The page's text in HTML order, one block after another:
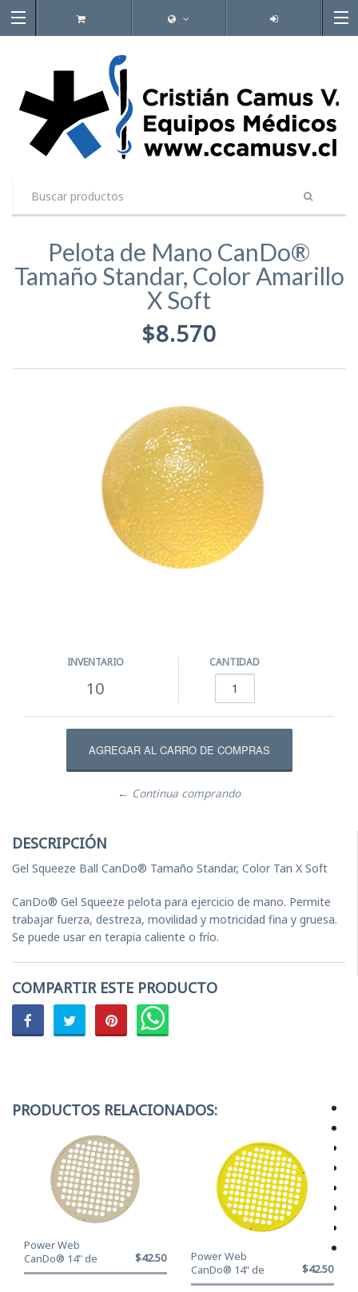
Pelota de Mano CanDo®
Tamaño Standar, Color Amarillo
X Soft
$8.570
INVENTARIO
10
CANTIDAD
← Continua comprando
DESCRIPCIÓN
Gel Squeeze Ball CanDo® Tamaño Standar, Color Tan X Soft
CanDo® Gel Squeeze pelota para ejercicio de mano. Permite
trabajar fuerza, destreza, movilidad y motricidad fina y gruesa.
Se puede usar en terapia caliente o frío.
COMPARTIR ESTE PRODUCTO
PRODUCTOS RELACIONADOS:
Power Web
CanDo® 14" de
diámetro - Color
$42.500
Power Web
CanDo® 14" de
diámetro - Color
$42.500